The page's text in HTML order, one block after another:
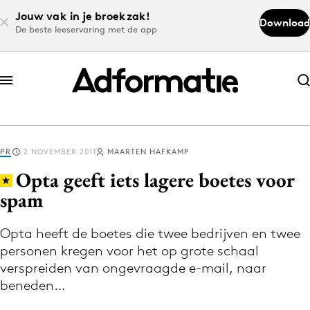
Jouw vak in je broekzak!
De beste leeservaring met de app
Download
Abonneer nu
Abonneer nu
Log in
Volg het laatste nieuws via de Adformatie
Nieuws app
PR 2 NOVEMBER 2011 MAARTEN HAFKAMP
Opta geeft iets lagere boetes voor
spam
Opta heeft de boetes die twee bedrijven en twee
personen kregen voor het op grote schaal
verspreiden van ongevraagde e-mail, naar
beneden…